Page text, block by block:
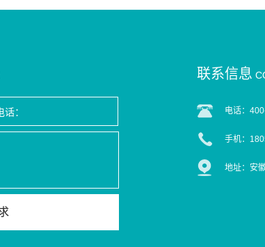
联系信息
电话：
手机：
地址：安